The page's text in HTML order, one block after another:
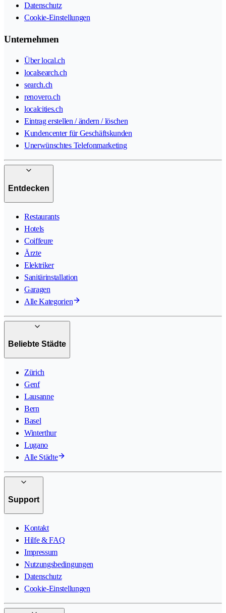
Datenschutz
Cookie-Einstellungen
Unternehmen
Über local.ch
localsearch.ch
search.ch
renovero.ch
localcities.ch
Eintrag erstellen / ändern / löschen
Kundencenter für Geschäftskunden
Unerwünschtes Telefonmarketing
Entdecken
Restaurants
Hotels
Coiffeure
Ärzte
Elektriker
Sanitärinstallation
Garagen
Alle Kategorien
Beliebte Städte
Zürich
Genf
Lausanne
Bern
Basel
Winterthur
Lugano
Alle Städte
Support
Kontakt
Hilfe & FAQ
Impressum
Nutzungsbedingungen
Datenschutz
Cookie-Einstellungen